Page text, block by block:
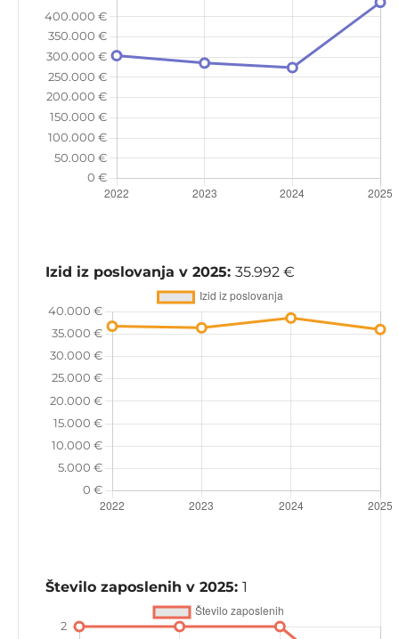
Izid iz poslovanja v 2025: 35.992 €
Število zaposlenih v 2025: 1